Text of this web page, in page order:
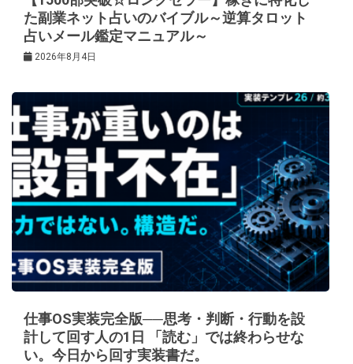
た副業ネット占いのバイブル～逆算タロット
占いメール鑑定マニュアル～
2026年8月4日
仕事OS実装完全版──思考・判断・行動を設
計して回す人の1日 「読む」では終わらせな
い。今日から回す実装書だ。